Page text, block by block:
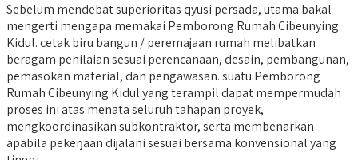
Sebelum mendebat superioritas qyusi persada, utama bakal
mengerti mengapa memakai Pemborong Rumah Cibeunying
Kidul. cetak biru bangun / peremajaan rumah melibatkan
beragam penilaian sesuai perencanaan, desain, pembangunan,
pemasokan material, dan pengawasan. suatu Pemborong
Rumah Cibeunying Kidul yang terampil dapat mempermudah
proses ini atas menata seluruh tahapan proyek,
mengkoordinasikan subkontraktor, serta membenarkan
apabila pekerjaan dijalani sesuai bersama konvensional yang